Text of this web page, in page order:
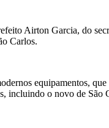
Airton Garcia, do
Carlos.
equipamentos,
incluindo o novo de São